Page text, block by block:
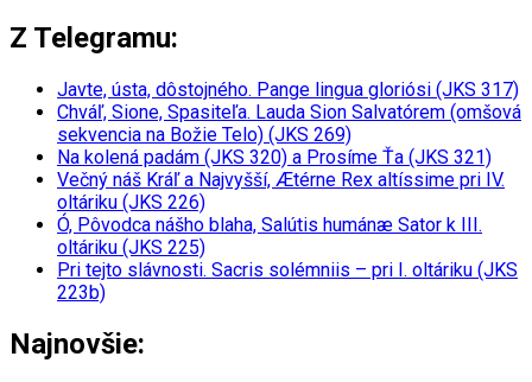
Z Telegramu:
Javte, ústa, dôstojného. Pange lingua gloriósi (JKS 317)
Chváľ, Sione, Spasiteľa. Lauda Sion Salvatórem (omšová
sekvencia na Božie Telo) (JKS 269)
Na kolená padám (JKS 320) a Prosíme Ťa (JKS 321)
Večný náš Kráľ a Najvyšší, Ætérne Rex altíssime pri IV.
oltáriku (JKS 226)
Ó, Pôvodca nášho blaha, Salútis humánæ Sator k III.
oltáriku (JKS 225)
Pri tejto slávnosti. Sacris solémniis – pri I. oltáriku (JKS
223b)
Najnovšie: